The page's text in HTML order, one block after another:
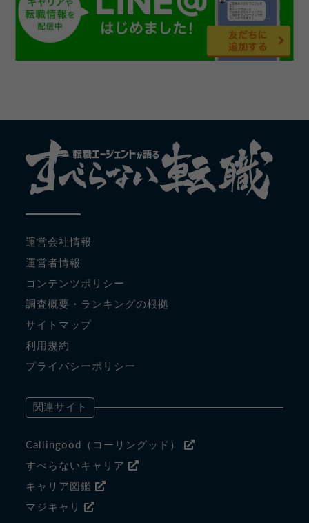
運営会社情報
運営者情報
コンテンツポリシー
調査概要・ランキングの根拠
サイトマップ
利用規約
プライバシーポリシー
関連サイト
Callingood（コーリングッド）
すべらないキャリア
キャリア図鑑
マジキャリ